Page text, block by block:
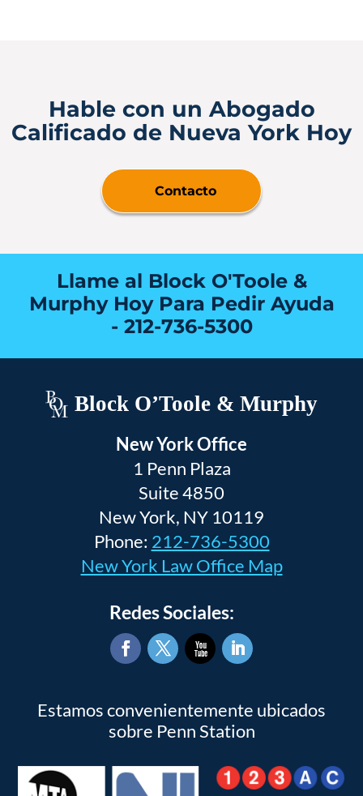
Hable con un Abogado
Calificado de Nueva York Hoy
Contacto
Llame al Block O'Toole &
Murphy Hoy Para Pedir Ayuda
- 212-736-5300
Block O’Toole & Murphy
New York Office
1 Penn Plaza
Suite 4850
New York, NY 10119
Phone: 212-736-5300
New York Law Office Map
Redes Sociales:
Estamos convenientemente ubicados
sobre Penn Station